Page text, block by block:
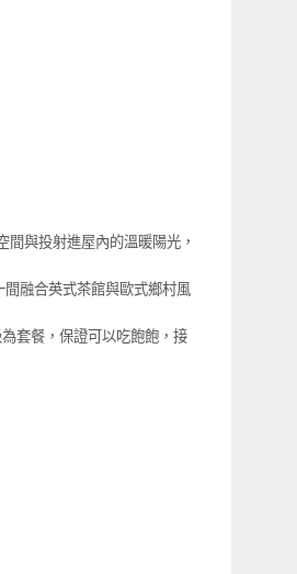
與投射進屋內的溫暖陽光，
融合英式茶館與歐式鄉村風
套餐，保證可以吃飽飽，接